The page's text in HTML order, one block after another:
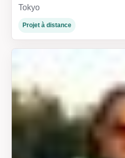
Tokyo
Projet à distance